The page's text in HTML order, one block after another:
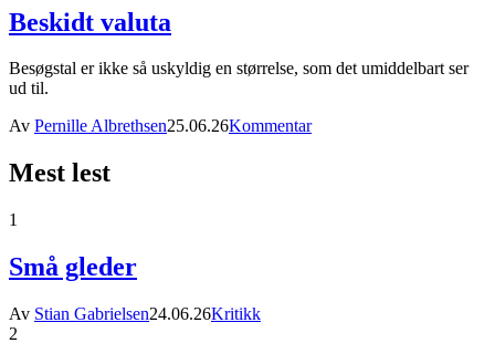
Beskidt valuta
Besøgstal er ikke så uskyldig en størrelse, som det umiddelbart ser
ud til.
Av Pernille Albrethsen25.06.26Kommentar
Mest lest
1
Små gleder
Av Stian Gabrielsen24.06.26Kritikk
2